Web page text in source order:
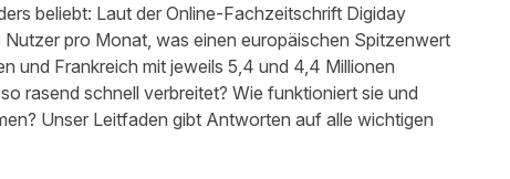
beliebt: Laut der Online-Fachzeitschrift Digiday
pro Monat, was einen europäischen Spitzenwert
und Frankreich mit jeweils 5,4 und 4,4 Millionen
rasend schnell verbreitet? Wie funktioniert sie und
Unser Leitfaden gibt Antworten auf alle wichtigen